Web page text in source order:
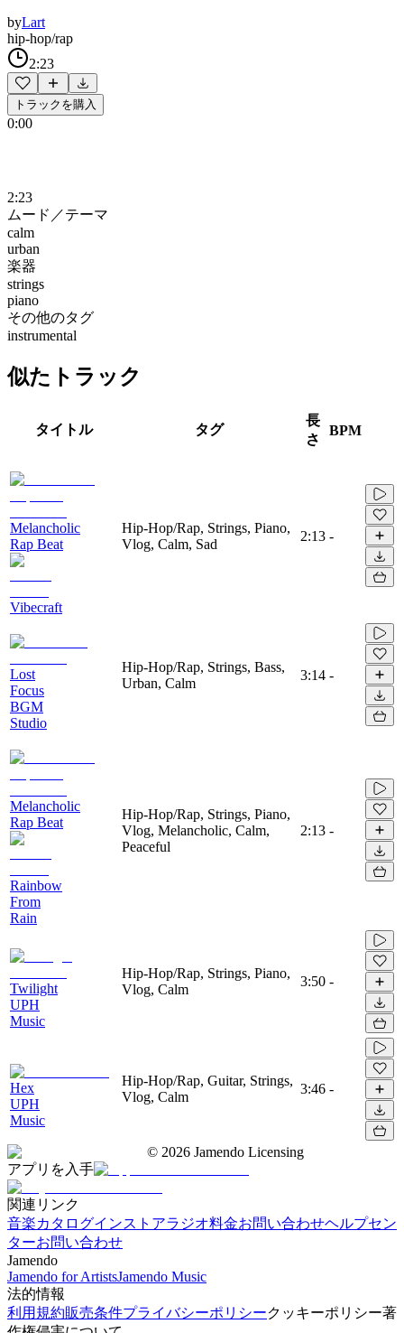
byLart
hip-hop/rap
2:23
トラックを購入
0:00
2:23
ムード／テーマ
calm
urban
楽器
strings
piano
その他のタグ
instrumental
似たトラック
タイトル タグ
長
さ
BPM
Melancholic
Rap Beat
Vibecraft
Hip-Hop/Rap, Strings, Piano,
Vlog, Calm, Sad
2:13 -
Lost
Focus
BGM
Studio
Hip-Hop/Rap, Strings, Bass,
Urban, Calm
3:14 -
Melancholic
Rap Beat
Rainbow
From
Rain
Hip-Hop/Rap, Strings, Piano,
Vlog, Melancholic, Calm,
Peaceful
2:13 -
Twilight
UPH
Music
Hip-Hop/Rap, Strings, Piano,
Vlog, Calm
3:50 -
Hex
UPH
Music
Hip-Hop/Rap, Guitar, Strings,
Vlog, Calm
3:46 -
© 2026 Jamendo Licensing
アプリを入手
関連リンク
音楽カタログインストアラジオ料金お問い合わせヘルプセン
ターお問い合わせ
Jamendo
Jamendo for ArtistsJamendo Music
法的情報
利用規約販売条件プライバシーポリシークッキーポリシー著